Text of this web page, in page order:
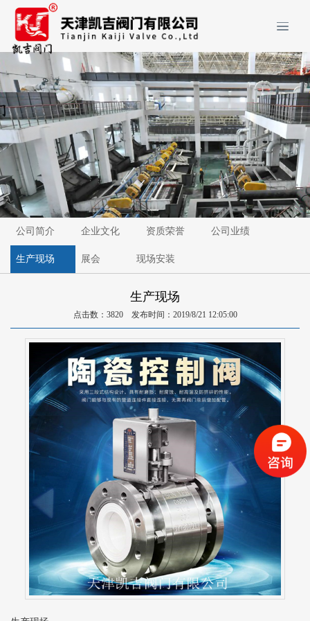
公司简介 企业文化 资质荣誉 公司业绩
生产现场 展会 现场安装
生产现场
点击数：3820 发布时间：2019/8/21 12:05:00